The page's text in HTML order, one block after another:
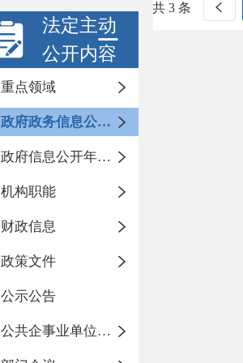
法定主动
公开内容
重点领域
政府政务信息公开目录
政府信息公开年度报告
机构职能
财政信息
政策文件
公示公告
公共企事业单位信息公开
共 3 条